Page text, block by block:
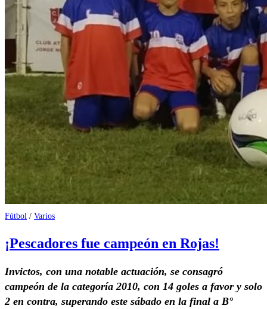
Fútbol / Varios
¡Pescadores fue campeón en Rojas!
Invictos, con una notable actuación, se consagró
campeón de la categoría 2010, con 14 goles a favor y solo
2 en contra, superando este sábado en la final a B°